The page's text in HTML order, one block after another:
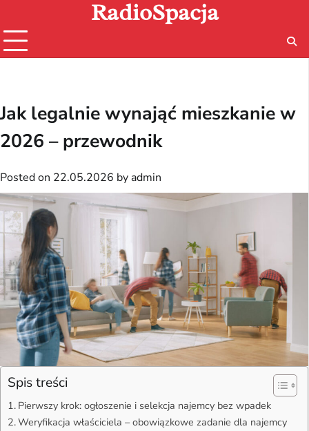
content
RadioSpacja
Jak legalnie wynająć mieszkanie w
2026 – przewodnik
Posted on 22.05.2026 by admin
Spis treści
Pierwszy krok: ogłoszenie i selekcja najemcy bez wpadek
Weryfikacja właściciela – obowiązkowe zadanie dla najemcy